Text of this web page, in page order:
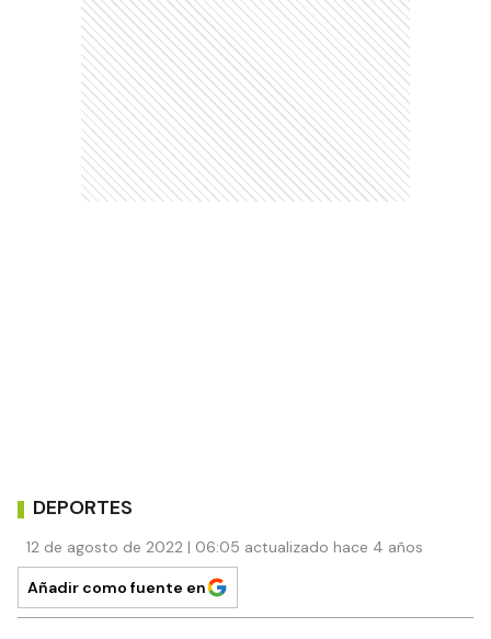
Comentarios
Debésiniciar sesiónpara poder comentar